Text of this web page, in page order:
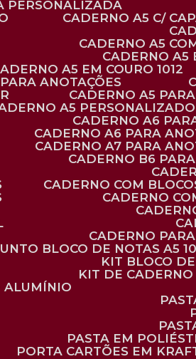
PERSONALIZADA
CADERNO A5 C/
CADERNO A5
CADERNO
CADERNO A5 EM COURO 1012
ANOTAÇÕES
CADERNO A5
A5 PERSONALIZADO
CADERNO A6
CADERNO A6 PARA
CADERNO A7 PARA
CADERNO B6
CADERNO COM
CADERNO
CADERNO
BLOCO DE NOTAS A5
KIT BLOCO
KIT DE
ALUMÍNIO
PASTA EM
PORTA CARTÕES EM